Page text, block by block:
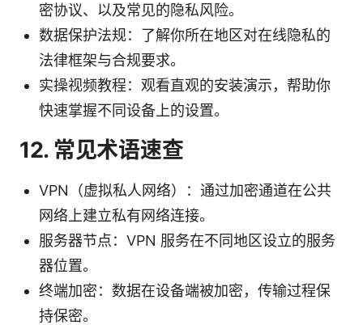
密协议、以及常见的隐私风险。
数据保护法规：了解你所在地区对在线隐私的
法律框架与合规要求。
实操视频教程：观看直观的安装演示，帮助你
快速掌握不同设备上的设置。
12. 常见术语速查
VPN（虚拟私人网络）：通过加密通道在公共
网络上建立私有网络连接。
服务器节点：VPN 服务在不同地区设立的服务
器位置。
终端加密：数据在设备端被加密，传输过程保
持保密。